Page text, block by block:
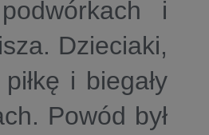
i
Dzieciaki,
i biegały
Powód był